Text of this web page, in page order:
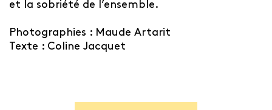
et la sobriété de l’ensemble.
Photographies : Maude Artarit
Texte : Coline Jacquet